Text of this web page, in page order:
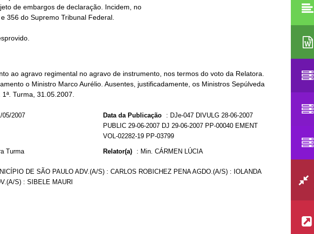
ao agravo regimental no agravo de instrumento, nos termos do voto da Relatora.
o Ministro Marco Aurélio. Ausentes, justificadamente, os Ministros Sepúlveda
Turma, 31.05.2007.
05/2007 Data da Publicação : DJe-047 DIVULG 28-06-2007
PUBLIC 29-06-2007 DJ 29-06-2007 PP-00040 EMENT
VOL-02282-19 PP-03799
Turma Relator(a) : Min. CÁRMEN LÚCIA
DE SÃO PAULO ADV.(A/S) : CARLOS ROBICHEZ PENA AGDO.(A/S) : IOLANDA
S) : SIBELE MAURI